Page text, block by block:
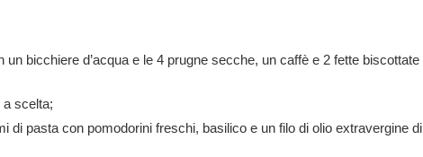
un bicchiere d’acqua e le 4 prugne secche, un caffè e 2 fette biscottate
a scelta;
di pasta con pomodorini freschi, basilico e un filo di olio extravergine di